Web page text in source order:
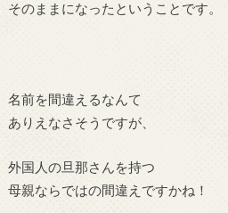
そのままになったということです。
名前を間違えるなんて
ありえなさそうですが、
外国人の旦那さんを持つ
母親ならではの間違えですかね！